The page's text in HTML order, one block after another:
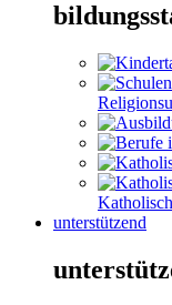
unterstützend